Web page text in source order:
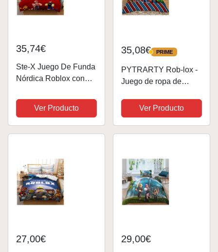
35,74€
Ste-X Juego De Funda
Nórdica Roblox con
A Juego 120 Hilos
Funda Protectora De
Edredón Garantizada
Colección De Ropa De
Ver Producto
35,08€ PRIME
PRIME
PYTRARTY Rob-lox -
Juego de ropa de
3 piezas, incluye 1
funda nórdica pura
Rob-lox con cremallera
cm
Ver Producto
27,00€ 29,00€